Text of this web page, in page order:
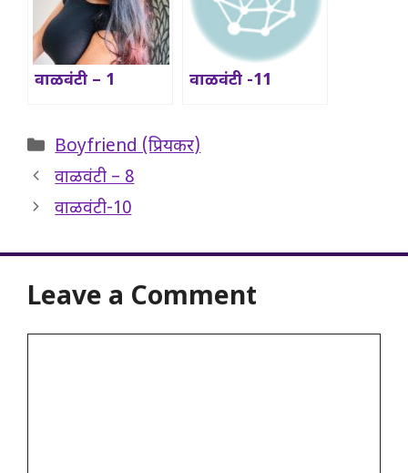
वाळवंटी – 1 वाळवंटी -11
Categories
Boyfriend (प्रियकर)
वाळवंटी – 8
वाळवंटी-10
Leave a Comment